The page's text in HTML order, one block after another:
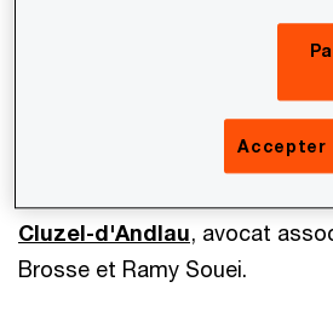
L’équipe fiscale était
Cluzel-d'Andlau, avocat
Brosse et Ramy Souei.
Accepter